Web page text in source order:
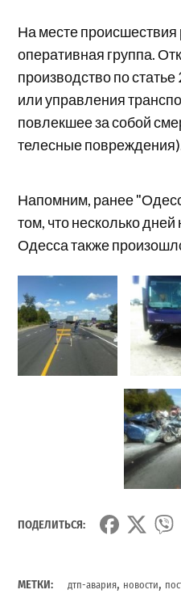
На месте происшествия
оперативная группа.
производство по
или управления
повлекшее за собой
телесные
Напомним, ранее
том, что несколько
Одесса также
ПОДЕЛИТЬСЯ:
МЕТКИ: дтп-авария, новости,